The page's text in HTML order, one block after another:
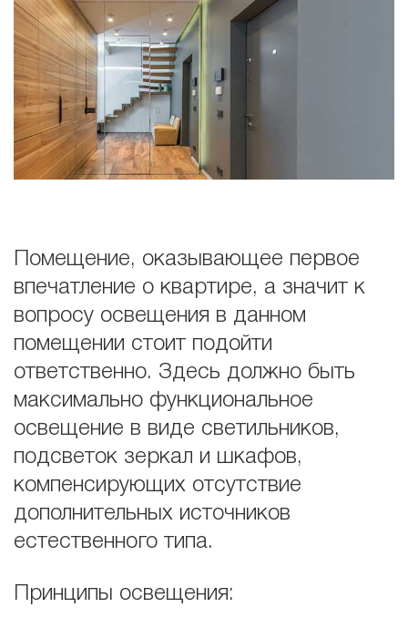
Помещение, оказывающее первое
впечатление о квартире, а значит к
вопросу освещения в данном
помещении стоит подойти
ответственно. Здесь должно быть
максимально функциональное
освещение в виде светильников,
подсветок зеркал и шкафов,
компенсирующих отсутствие
дополнительных источников
естественного типа.
Принципы освещения: